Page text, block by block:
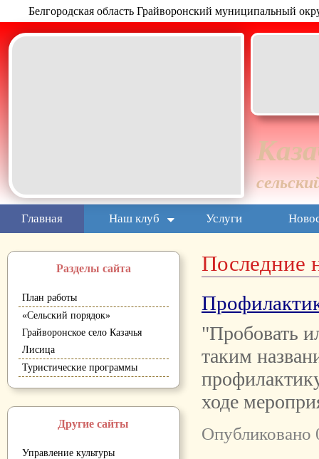
Белгородская область Грайворонский муниципальный
Главная Наш клуб Услуги
Разделы сайта
План работы
«Сельский порядок»
Грайворонское село Казачья
Лисица
Туристические программы
Другие сайты
Управление культуры
Последние
"Пробовать
таким
ходе
Опубликовано